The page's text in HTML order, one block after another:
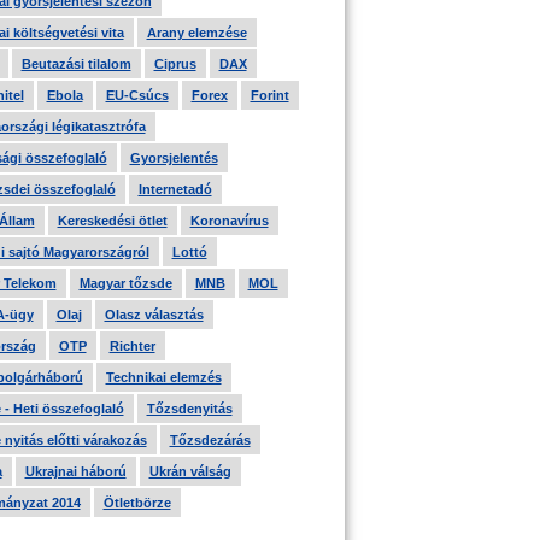
költségvetési vita Arany elemzése
Beutazási tilalom Ciprus DAX
Ebola EU-Csúcs Forex Forint
légikatasztrófa
összefoglaló Gyorsjelentés
összefoglaló Internetadó
Kereskedési ötlet Koronavírus
sajtó Magyarországról Lottó
Telekom Magyar tőzsde MNB MOL
ügy Olaj Olasz választás
OTP Richter
Technikai elemzés
- Heti összefoglaló Tőzsdenyitás
nyitás előtti várakozás Tőzsdezárás
Ukrajnai háború Ukrán válság
2014 Ötletbörze